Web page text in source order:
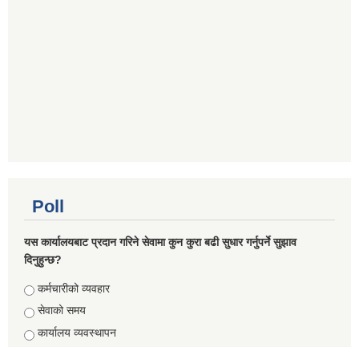
Poll
यस कार्यालयबाट प्रदान गरिने सेवामा कुन कुरा बढी सुधार गर्नुपर्ने सुझाव
दिनुहुन्छ?
Choices
कर्मचारीको व्यवहार
सेवाको समय
कार्यालय व्यवस्थापन